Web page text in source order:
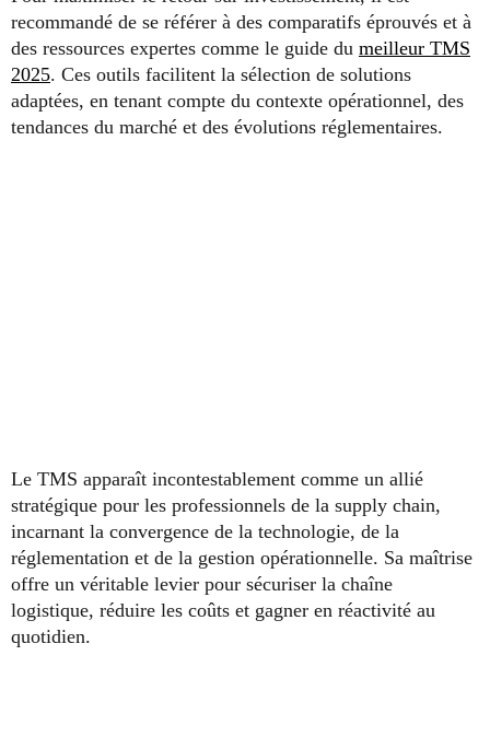
recommandé de se référer à des comparatifs éprouvés et à
des ressources expertes comme le guide du meilleur TMS
2025. Ces outils facilitent la sélection de solutions
adaptées, en tenant compte du contexte opérationnel, des
tendances du marché et des évolutions réglementaires.
Le TMS apparaît incontestablement comme un allié
stratégique pour les professionnels de la supply chain,
incarnant la convergence de la technologie, de la
réglementation et de la gestion opérationnelle. Sa maîtrise
offre un véritable levier pour sécuriser la chaîne
logistique, réduire les coûts et gagner en réactivité au
quotidien.